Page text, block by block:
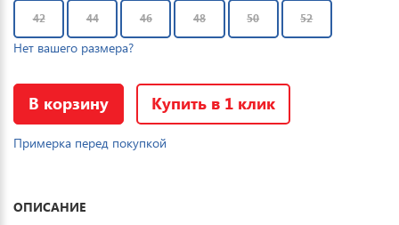
42 44 46 48 50 52
Нет вашего размера?
В корзину Купить в 1 клик
Примерка перед покупкой
ОПИСАНИЕ